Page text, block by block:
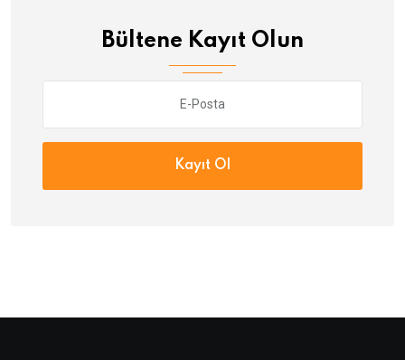
Bültene Kayıt Olun
Kayıt Ol